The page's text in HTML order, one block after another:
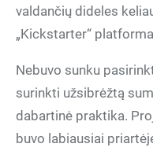
valdančių dideles
„Kickstarter“
Nebuvo sunku
surinkti užsibrėžtą
dabartinė praktika.
buvo labiausiai